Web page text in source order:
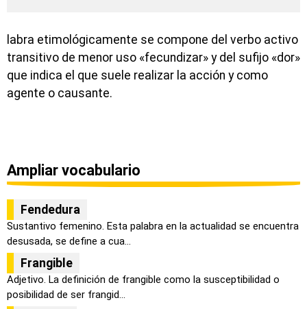
labra etimológicamente se compone del verbo activo
transitivo de menor uso «fecundizar» y del sufijo «dor»
que indica el que suele realizar la acción y como
agente o causante.
Ampliar vocabulario
Fendedura
Sustantivo femenino. Esta palabra en la actualidad se encuentra
desusada, se define a cua...
Frangible
Adjetivo. La definición de frangible como la susceptibilidad o
posibilidad de ser frangid...